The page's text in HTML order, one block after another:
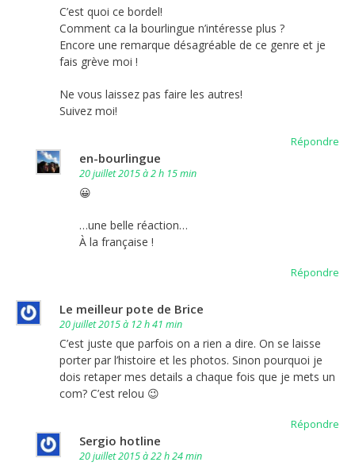
C’est quoi ce bordel!
Comment ca la bourlingue n’intéresse plus ?
Encore une remarque désagréable de ce genre et je
fais grève moi !
Ne vous laissez pas faire les autres!
Suivez moi!
Répondre
en-bourlingue
20 juillet 2015 à 2 h 15 min
😀
…une belle réaction…
À la française !
Répondre
Le meilleur pote de Brice
20 juillet 2015 à 12 h 41 min
C’est juste que parfois on a rien a dire. On se laisse
porter par l’histoire et les photos. Sinon pourquoi je
dois retaper mes details a chaque fois que je mets un
com? C’est relou 😉
Répondre
Sergio hotline
20 juillet 2015 à 22 h 24 min